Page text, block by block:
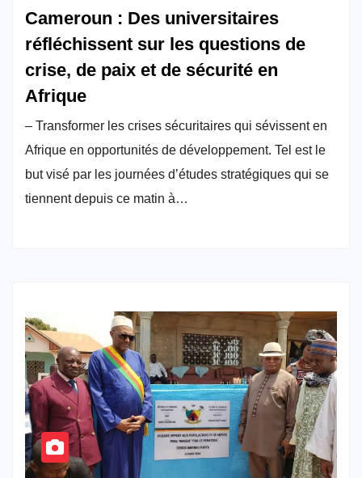
Cameroun : Des universitaires
réfléchissent sur les questions de
crise, de paix et de sécurité en
Afrique
– Transformer les crises sécuritaires qui sévissent en
Afrique en opportunités de développement. Tel est le
but visé par les journées d’études stratégiques qui se
tiennent depuis ce matin à…